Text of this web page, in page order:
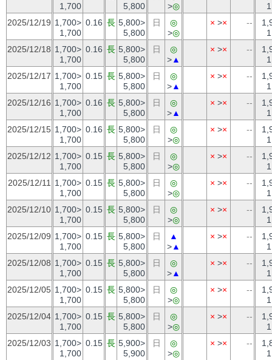
1,700
5,800
>◎
2025/12/19 1,700>
1,700
0.16 長 5,800>
5,800
日
◎
>◎
× >× --
2025/12/18 1,700>
1,700
0.16 長 5,800>
5,800
日
◎
>▲
× >× --
2025/12/17 1,700>
1,700
0.15 長 5,800>
5,800
日
◎
>▲
× >× --
2025/12/16 1,700>
1,700
0.16 長 5,800>
5,800
日
◎
>▲
× >× --
2025/12/15 1,700>
1,700
0.16 長 5,800>
5,800
日
◎
>◎
× >× --
2025/12/12 1,700>
1,700
0.15 長 5,800>
5,800
日
◎
>◎
× >× --
2025/12/11
1,700>
1,700
0.15 長 5,800>
5,800
日
◎
>◎
× >× --
2025/12/10 1,700>
1,700
0.15 長 5,800>
5,800
日
◎
>◎
× >× --
2025/12/09 1,700>
1,700
0.15 長 5,800>
5,800
日
▲
>▲
× >× --
2025/12/08 1,700>
1,700
0.15 長 5,800>
5,800
日
◎
>▲
× >× --
2025/12/05 1,700>
1,700
0.15 長 5,800>
5,800
日
◎
>◎
× >× --
2025/12/04 1,700>
1,700
0.15 長 5,800>
5,800
日
◎
>◎
× >× --
2025/12/03 1,700>
1,700
0.15 長 5,900>
5,900
日
◎
>◎
× >× --